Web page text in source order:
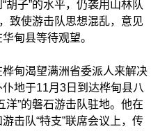
胡子”的水平，仍袭用山林队
致使游击队思想混乱，意见
甸县等待观望。
甸渴望满洲省委派人来解决
仆地于11月3日到达桦甸县八
洋”的磐石游击队驻地。他在
击队“特支”联席会议上，传